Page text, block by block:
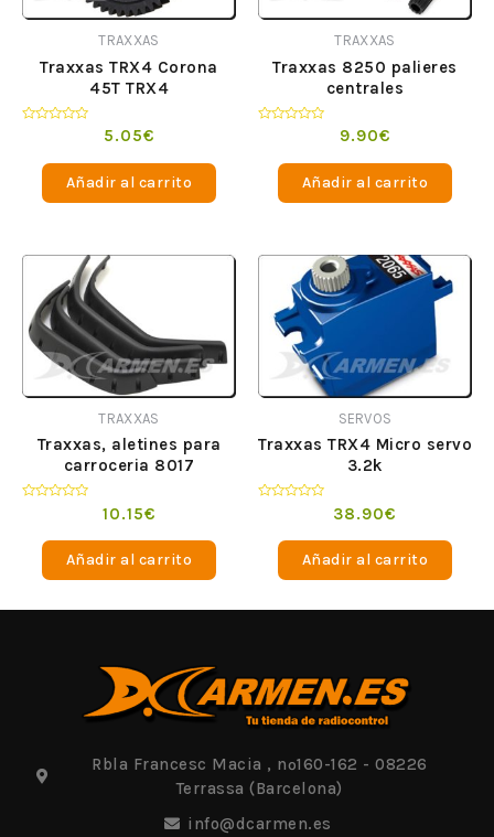
TRAXXAS
Traxxas TRX4 Corona
45T TRX4
5.05€
Añadir al carrito
TRAXXAS
Traxxas 8250 palieres
centrales
9.90€
Añadir al carrito
TRAXXAS
Traxxas, aletines para
carroceria 8017
10.15€
Añadir al carrito
SERVOS
Traxxas TRX4 Micro servo
3.2k
38.90€
Añadir al carrito
Rbla Francesc Macia , nº160-162 - 08226
Terrassa (Barcelona)
info@dcarmen.es